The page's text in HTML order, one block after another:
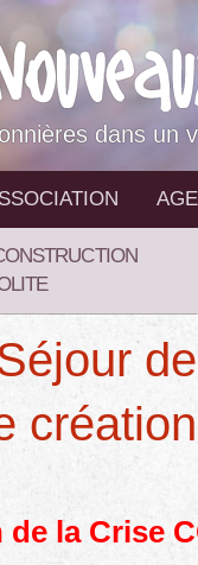
dans un
de
la Crise